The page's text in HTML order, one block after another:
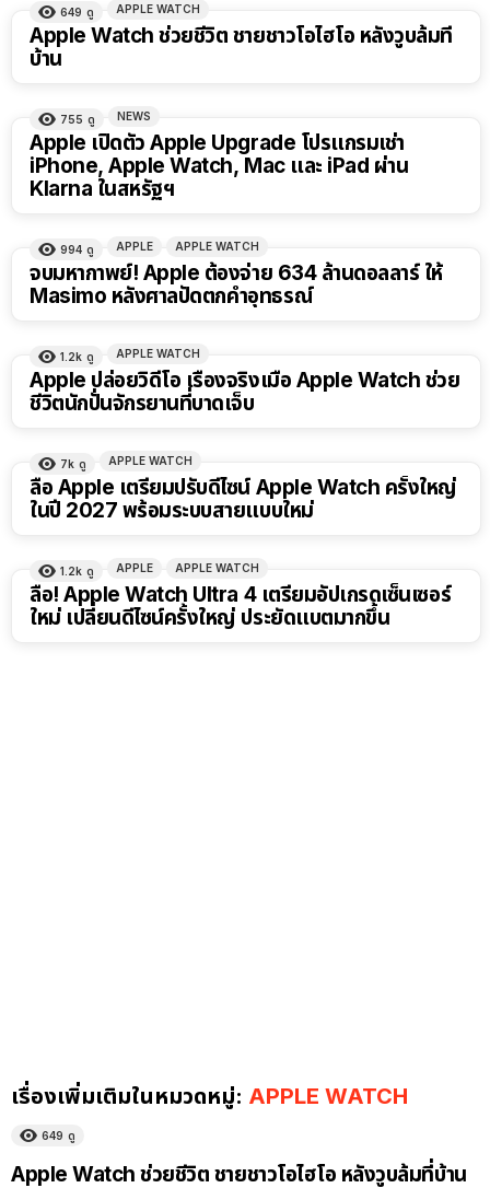
649 ดู APPLE WATCH
Apple Watch ช่วยชีวิต ชายชาวโอไฮโอ หลังวูบล้มที่
บ้าน
755 ดู NEWS
Apple เปิดตัว Apple Upgrade โปรแกรมเช่า
iPhone, Apple Watch, Mac และ iPad ผ่าน
Klarna ในสหรัฐฯ
994 ดู APPLE APPLE WATCH
จบมหากาพย์! Apple ต้องจ่าย 634 ล้านดอลลาร์ ให้
Masimo หลังศาลปัดตกคำอุทธรณ์
1.2k ดู APPLE WATCH
Apple ปล่อยวิดีโอ เรื่องจริงเมื่อ Apple Watch ช่วย
ชีวิตนักปั่นจักรยานที่บาดเจ็บ
7k ดู APPLE WATCH
ลือ Apple เตรียมปรับดีไซน์ Apple Watch ครั้งใหญ่
ในปี 2027 พร้อมระบบสายแบบใหม่
1.2k ดู APPLE APPLE WATCH
ลือ! Apple Watch Ultra 4 เตรียมอัปเกรดเซ็นเซอร์
ใหม่ เปลี่ยนดีไซน์ครั้งใหญ่ ประยัดแบตมากขึ้น
เรื่องเพิ่มเติมในหมวดหมู่: APPLE WATCH
649 ดู
Apple Watch ช่วยชีวิต ชายชาวโอไฮโอ หลังวูบล้มที่บ้าน